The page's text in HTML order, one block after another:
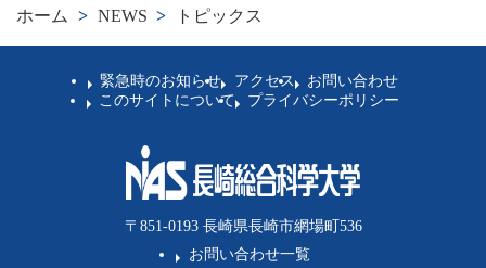
ホーム > NEWS > トピックス
緊急時のお知らせ アクセス
お問い合わせ
このサイトについて
プライバシーポリシー
〒851-0193 長崎県長崎市網場町536
お問い合わせ一覧